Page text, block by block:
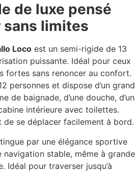
de luxe pensé
sans limites
Loco est un semi-rigide de 13
puissante. Idéal pour ceux
fortes sans renoncer au confort.
personnes et dispose d’un grand
de baignade, d’une douche, d’un
intérieure avec toilettes.
de se déplacer facilement à bord.
par une élégance sportive
navigation stable, même à grande
Idéal pour traverser jusqu’à